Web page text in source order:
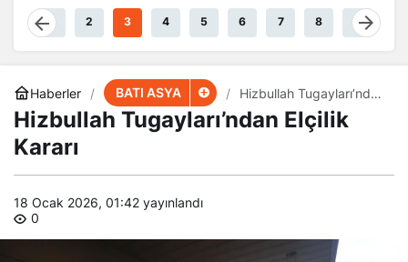
Akıyor
1 2 3 4 5 6 7 8 9
Haberler BATI ASYA
Hizbullah Tugayları’ndan
Elçilik Kararı
Hizbullah Tugayları’ndan Elçilik
Kararı
18 Ocak 2026, 01:42 yayınlandı
0